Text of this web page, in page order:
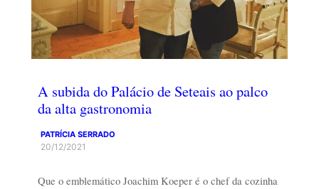
A subida do Palácio de Seteais ao palco
da alta gastronomia
PATRÍCIA SERRADO
20/12/2021
Que o emblemático Joachim Koeper é o chef da cozinha